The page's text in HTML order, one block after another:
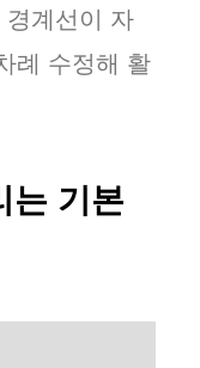
계선이 자
례 수정해 활
는 기본